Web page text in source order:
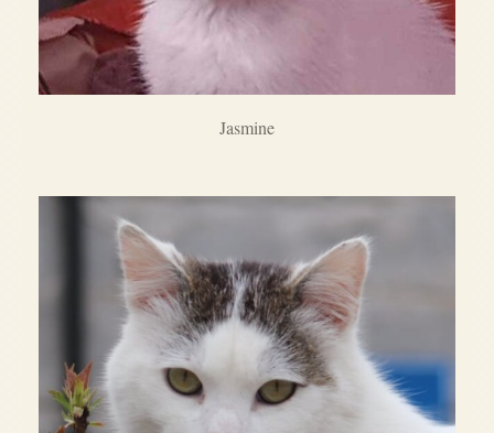
Jasmine